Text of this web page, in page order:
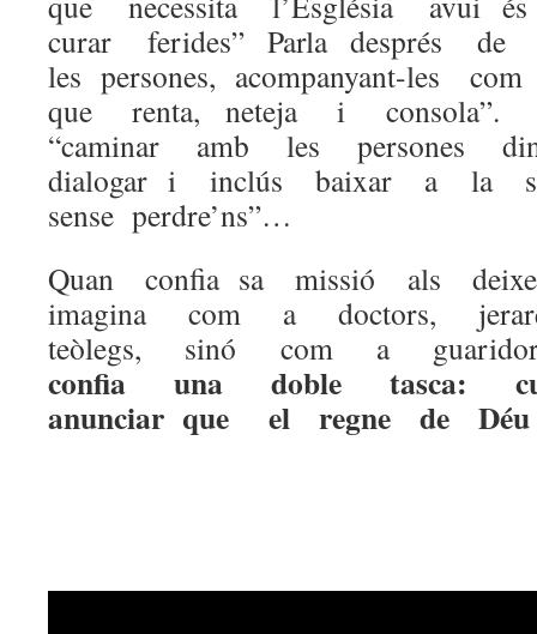
curar ferides” Parla després
les persones, acompanyant-les
que renta, neteja i
“caminar amb les
dialogar i inclús baixar a
sense perdre’ns”…
Quan confia sa missió als
imagina com a doctors,
teòlegs, sinó com a
confia una doble tasca:
anunciar que el regne de